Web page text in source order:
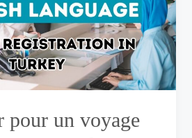
pour un voyage